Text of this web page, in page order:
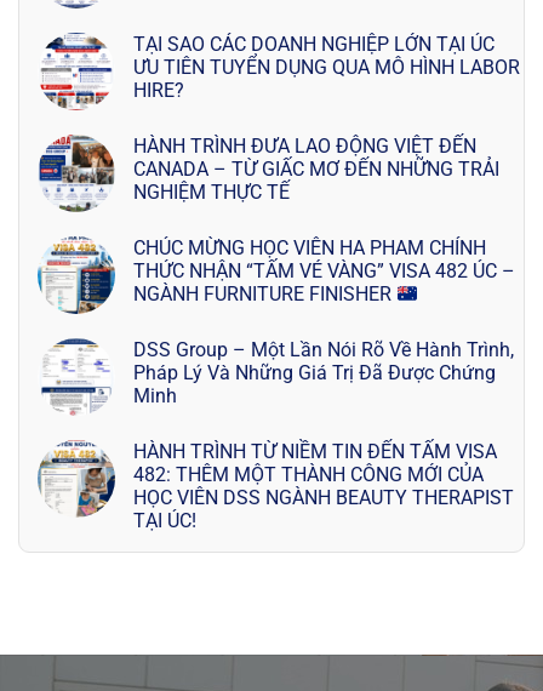
TẠI SAO CÁC DOANH NGHIỆP LỚN TẠI ÚC
ƯU TIÊN TUYỂN DỤNG QUA MÔ HÌNH LABOR
HIRE?
HÀNH TRÌNH ĐƯA LAO ĐỘNG VIỆT ĐẾN
CANADA – TỪ GIẤC MƠ ĐẾN NHỮNG TRẢI
NGHIỆM THỰC TẾ
CHÚC MỪNG HỌC VIÊN HA PHAM CHÍNH
THỨC NHẬN “TẤM VÉ VÀNG” VISA 482 ÚC –
NGÀNH FURNITURE FINISHER
DSS Group – Một Lần Nói Rõ Về Hành Trình,
Pháp Lý Và Những Giá Trị Đã Được Chứng
Minh
HÀNH TRÌNH TỪ NIỀM TIN ĐẾN TẤM VISA
482: THÊM MỘT THÀNH CÔNG MỚI CỦA
HỌC VIÊN DSS NGÀNH BEAUTY THERAPIST
TẠI ÚC!